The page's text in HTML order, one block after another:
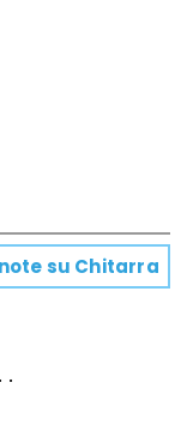
su Chitarra